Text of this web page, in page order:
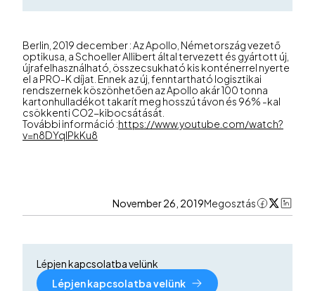
Berlin, 2019 december : Az Apollo, Németország vezető
optikusa, a Schoeller Allibert által tervezett és gyártott új,
újrafelhasználható, összecsukható kis konténerrel nyerte
el a PRO-K díjat. Ennek az új, fenntartható logisztikai
rendszernek köszönhetően az Apollo akár 100 tonna
kartonhulladékot takarít meg hosszú távon és 96% -kal
csökkenti CO2-kibocsátását.
További információ :https://www.youtube.com/watch?
v=n8DYqIPkKu8
November 26, 2019Megosztás
Lépjen kapcsolatba velünk
Lépjen kapcsolatba velünk